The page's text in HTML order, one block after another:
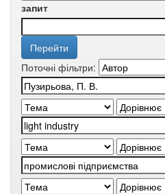
запит
Поточні фільтри: